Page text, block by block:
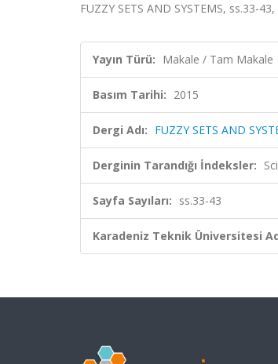
FUZZY SETS AND SYSTEMS, ss.33-
Yayın Türü: Makale / Tam Makale
Basım Tarihi: 2015
Dergi Adı: FUZZY SETS AND
Derginin Tarandığı İndeksler:
Sayfa Sayıları: ss.33-43
Karadeniz Teknik Üniversitesi